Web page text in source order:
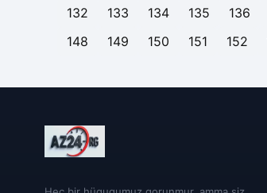
132
133 134 135 136
148
149 150 151 152